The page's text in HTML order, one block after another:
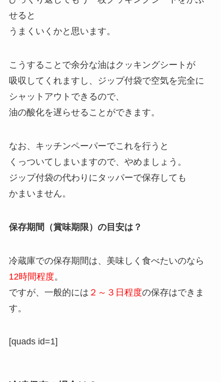
せると
うまくいくかと思います。
こうすることで余分な油はクッキングシートが
吸収してくれますし、ジップ付袋で空気を完全に
シャットアウトできるので、
油の酸化を遅らせることができます。
なお、キッチンペーパーでこれを行うと
くっついてしまいますので、やめましょう。
ジップ付袋の代わりにタッパーで保存しても
かまいません。
保存期間（賞味期限）の目安は？
冷蔵庫での保存期間は、美味しく食べたいのなら
12時間程度。
ですが、一般的には ２～３日程度の保存はできま
す。
[quads id=1]